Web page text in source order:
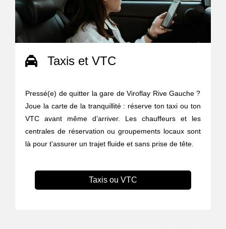
Taxis et VTC
Pressé(e) de quitter la gare de Viroflay Rive Gauche ?
Joue la carte de la tranquillité : réserve ton taxi ou ton
VTC avant même d’arriver. Les chauffeurs et les
centrales de réservation ou groupements locaux sont
là pour t’assurer un trajet fluide et sans prise de tête.
Taxis ou VTC